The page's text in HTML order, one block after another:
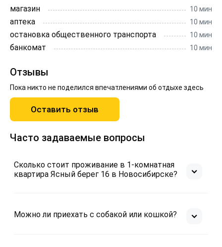
магазин
10 мин
аптека 10 мин
остановка общественного транспорта 10 мин
банкомат 10 мин
Отзывы
Пока никто не поделился впечатлениями об отдыхе здесь
Оставить отзыв
Часто задаваемые вопросы
Сколько стоит проживание в 1-комнатная
квартира Ясный берег 16 в Новосибирске?
Можно ли приехать с собакой или кошкой?